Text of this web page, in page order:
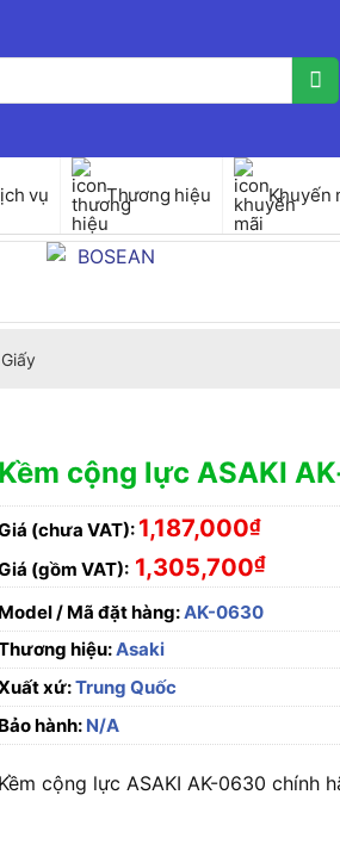
vụ Thương hiệu Khuyến
Kềm cộng lực ASAKI
(chưa VAT): 1,187,000₫
(gồm VAT): 1,305,700₫
Model / Mã đặt hàng:AK-0630
hiệu:Asaki
xứ:Trung Quốc
Bảo hành: N/A
Kềm cộng lực ASAKI AK-0630 chính